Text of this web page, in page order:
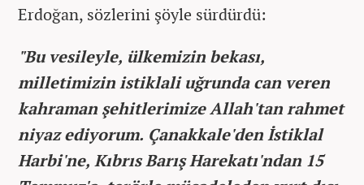
Erdoğan, sözlerini şöyle sürdürdü:
"Bu vesileyle, ülkemizin bekası,
milletimizin istiklali uğrunda can veren
kahraman şehitlerimize Allah'tan rahmet
niyaz ediyorum. Çanakkale'den İstiklal
Harbi'ne, Kıbrıs Barış Harekatı'ndan 15